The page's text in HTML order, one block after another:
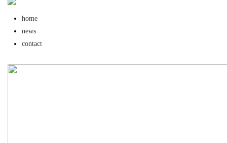
home
news
contact
配眼镜